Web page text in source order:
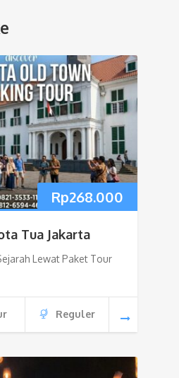
Rp268.000
Tua Jakarta
Lewat Paket Tour
Reguler